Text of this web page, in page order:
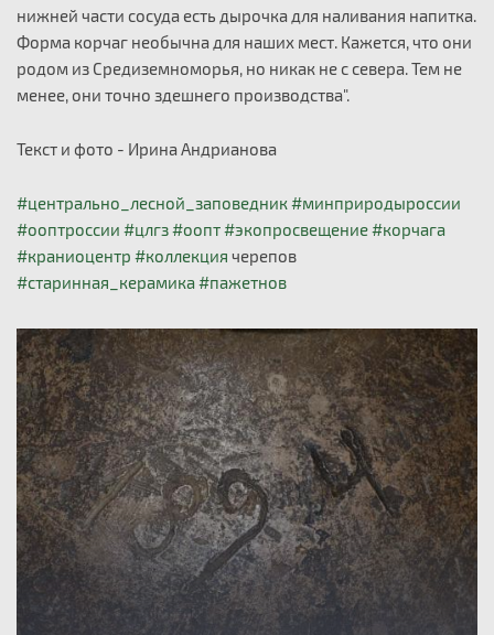
нижней части сосуда есть дырочка для наливания напитка.
Форма корчаг необычна для наших мест. Кажется, что они
родом из Средиземноморья, но никак не с севера. Тем не
менее, они точно здешнего производства".
Текст и фото - Ирина Андрианова
#центрально_лесной_заповедник#минприродыроссии
#ооптроссии #цлгз#оопт#экопросвещение#корчага
#краниоцентр #коллекция черепов
#старинная_керамика#пажетнов